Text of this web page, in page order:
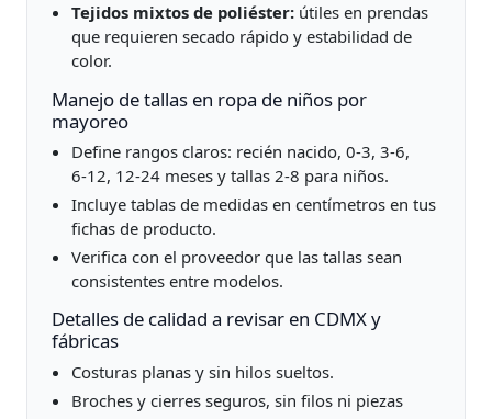
Tejidos mixtos de poliéster:útiles en prendas
que requieren secado rápido y estabilidad de
color.
Manejo de tallas en ropa de niños por
mayoreo
Define rangos claros: recién nacido, 0‑3, 3‑6,
6‑12, 12‑24 meses y tallas 2‑8 para niños.
Incluye tablas de medidas en centímetros en tus
fichas de producto.
Verifica con el proveedor que las tallas sean
consistentes entre modelos.
Detalles de calidad a revisar en CDMX y
fábricas
Costuras planas y sin hilos sueltos.
Broches y cierres seguros, sin filos ni piezas